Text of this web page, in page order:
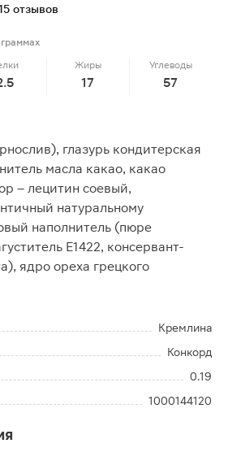
отзывов
Жиры
17
Углеводы
57
глазурь кондитерская
масла какао, какао
– лецитин соевый,
натуральному
наполнитель (пюре
Е1422, консервант-
ядро ореха грецкого
Кремлина
Конкорд
0.19
1000144120